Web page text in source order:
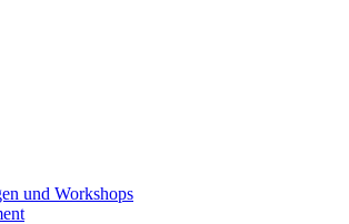
und Workshops